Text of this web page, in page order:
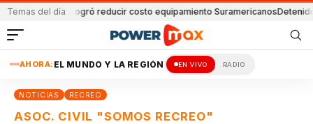
Temas del día
Fe logró reducir costo equipamiento SuramericanosDetenido por
AHORA: EL MUNDO Y LA REGIÓN EN VIVO RADIO
NOTICIAS RECREO
ASOC. CIVIL "SOMOS RECREO"